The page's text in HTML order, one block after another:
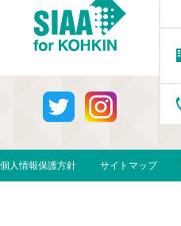
個人情報保護方針 サイトマップ